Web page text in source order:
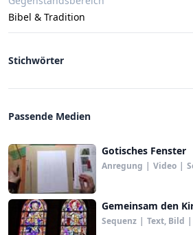
Bibel & Tradition
Stichwörter
Passende Medien
Gotisches Fenster
Anregung | Video |
Gemeinsam den
Sequenz | Text, Bild |